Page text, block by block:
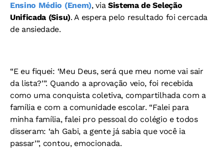
Ensino Médio (Enem), viaSistema de Seleção
Unificada (Sisu). A espera pelo resultado foi cercada
de ansiedade.
“E eu fiquei: ‘Meu Deus, será que meu nome vai sair
da lista?’”. Quando a aprovação veio, foi recebida
como uma conquista coletiva, compartilhada com a
família e com a comunidade escolar. “Falei para
minha família, falei pro pessoal do colégio e todos
disseram: ‘ah Gabi, a gente já sabia que você ia
passar’”, contou, emocionada.